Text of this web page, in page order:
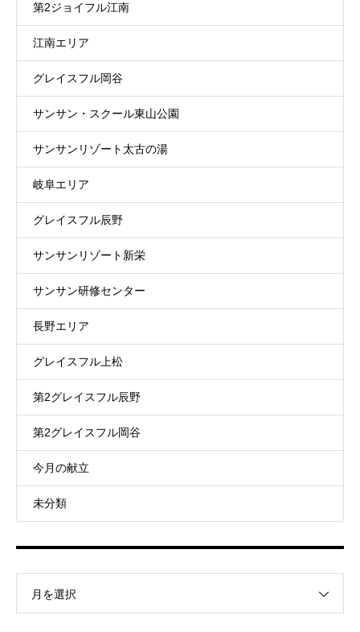
第2ジョイフル江南
江南エリア
グレイスフル岡谷
サンサン・スクール東山公園
サンサンリゾート太古の湯
岐阜エリア
グレイスフル辰野
サンサンリゾート新栄
サンサン研修センター
長野エリア
グレイスフル上松
第2グレイスフル辰野
第2グレイスフル岡谷
今月の献立
未分類
月を選択